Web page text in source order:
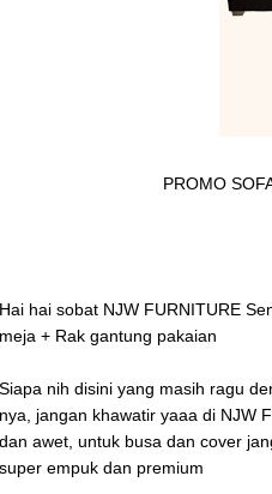
PROMO
Hai hai sobat NJW FURNITURE
meja + Rak gantung pakaian
Siapa nih disini yang masih ragu
nya, jangan khawatir yaaa di NJW
dan awet, untuk busa dan cover
super empuk dan premium